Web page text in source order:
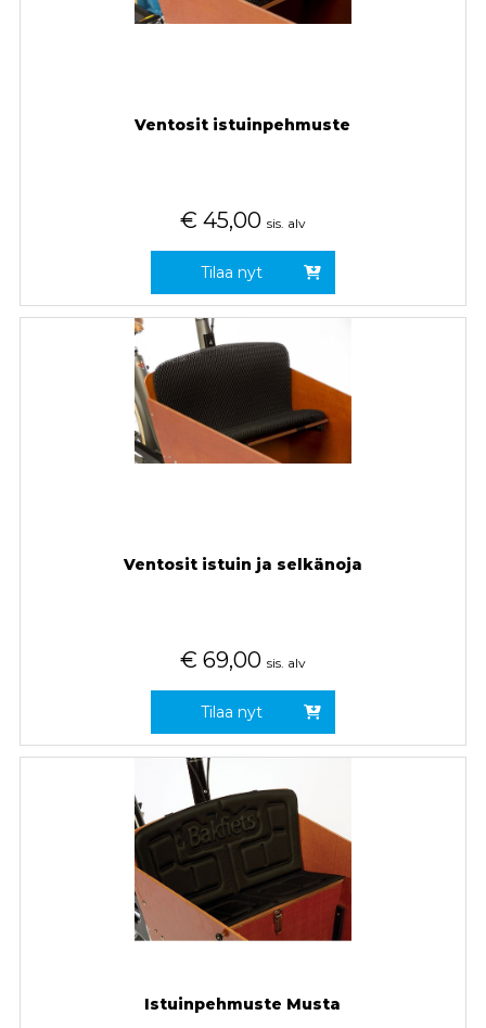
Ventosit istuinpehmuste
€ 45,00 sis. alv
Tilaa nyt
Ventosit istuin ja selkänoja
€ 69,00 sis. alv
Tilaa nyt
Istuinpehmuste Musta